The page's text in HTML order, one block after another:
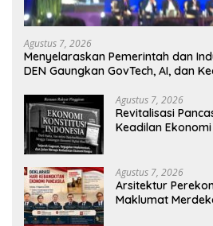
Agustus 7, 2026
Menyelaraskan Pemerintah dan
DEN Gaungkan GovTech, AI, dan
Agustus 7, 2026
Revitalisasi
Keadilan
Agustus 7, 2026
Arsitektur
Maklumat